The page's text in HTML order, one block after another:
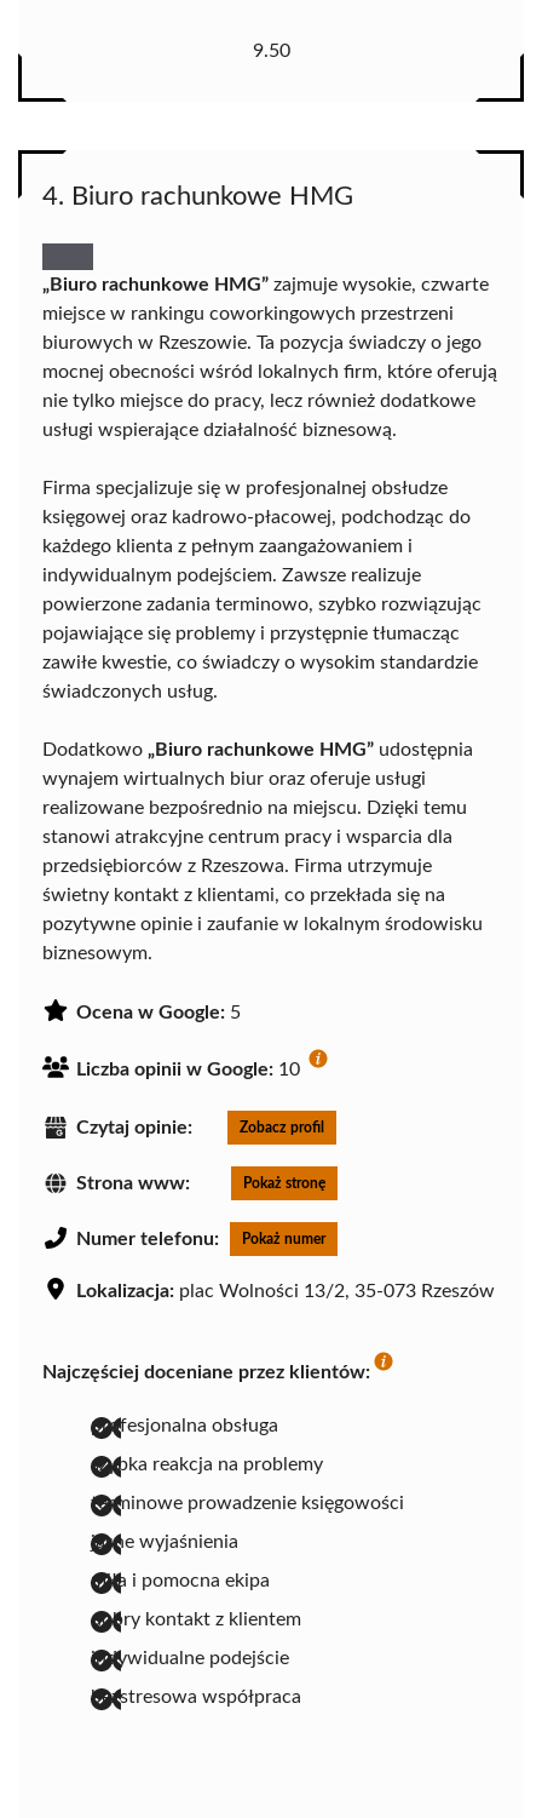
9.50
4. Biuro rachunkowe HMG
„Biuro rachunkowe HMG” zajmuje wysokie, czwarte
miejsce w rankingu coworkingowych przestrzeni
biurowych w Rzeszowie. Ta pozycja świadczy o jego
mocnej obecności wśród lokalnych firm, które oferują
nie tylko miejsce do pracy, lecz również dodatkowe
usługi wspierające działalność biznesową.
Firma specjalizuje się w profesjonalnej obsłudze
księgowej oraz kadrowo-płacowej, podchodząc do
każdego klienta z pełnym zaangażowaniem i
indywidualnym podejściem. Zawsze realizuje
powierzone zadania terminowo, szybko rozwiązując
pojawiające się problemy i przystępnie tłumacząc
zawiłe kwestie, co świadczy o wysokim standardzie
świadczonych usług.
Dodatkowo „Biuro rachunkowe HMG” udostępnia
wynajem wirtualnych biur oraz oferuje usługi
realizowane bezpośrednio na miejscu. Dzięki temu
stanowi atrakcyjne centrum pracy i wsparcia dla
przedsiębiorców z Rzeszowa. Firma utrzymuje
świetny kontakt z klientami, co przekłada się na
pozytywne opinie i zaufanie w lokalnym środowisku
biznesowym.
Ocena w Google: 5
Liczba opinii w Google: 10
Czytaj opinie: Zobacz profil
Strona www: Pokaż stronę
Numer telefonu: Pokaż numer
Lokalizacja: plac Wolności 13/2, 35-073 Rzeszów
Najczęściej doceniane przez klientów:
profesjonalna obsługa
szybka reakcja na problemy
terminowe prowadzenie księgowości
jasne wyjaśnienia
miła i pomocna ekipa
dobry kontakt z klientem
indywidualne podejście
bezstresowa współpraca